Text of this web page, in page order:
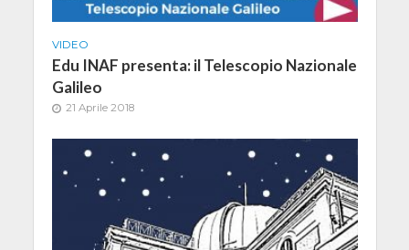
VIDEO
Edu INAF presenta: il Telescopio Nazionale
Galileo
21 Aprile 2018